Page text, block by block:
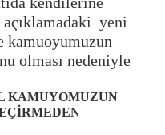
açıklamadaki yeni
kamuoyumuzun
olması nedeniyle
KAMUYOMUZUN